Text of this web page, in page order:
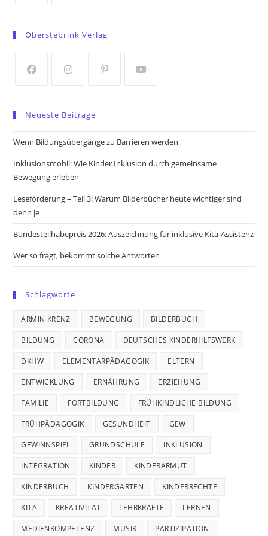
a
tab
tab
Oberstebrink Verlag
a
new
new
a
new
new
Neueste Beiträge
Wenn Bildungsübergänge zu Barrieren werden
Inklusionsmobil: Wie Kinder Inklusion durch gemeinsame
Bewegung erleben
Leseförderung – Teil 3: Warum Bilderbücher heute wichtiger sind
denn je
Bundesteilhabepreis 2026: Auszeichnung für inklusive Kita-Assistenz
Wer so fragt, bekommt solche Antworten
Schlagworte
ARMIN KRENZ BEWEGUNG BILDERBUCH
BILDUNG CORONA DEUTSCHES KINDERHILFSWERK
DKHW ELEMENTARPÄDAGOGIK ELTERN
ENTWICKLUNG ERNÄHRUNG ERZIEHUNG
FAMILIE FORTBILDUNG FRÜHKINDLICHE BILDUNG
FRÜHPÄDAGOGIK GESUNDHEIT GEW
GEWINNSPIEL GRUNDSCHULE INKLUSION
INTEGRATION KINDER KINDERARMUT
KINDERBUCH KINDERGARTEN KINDERRECHTE
KITA KREATIVITÄT LEHRKRÄFTE LERNEN
MEDIENKOMPETENZ MUSIK PARTIZIPATION